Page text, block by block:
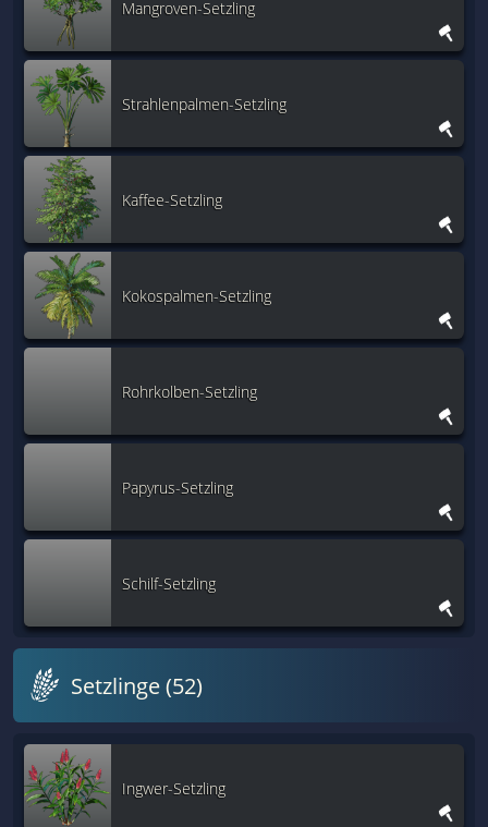
Mangroven-Setzling
Strahlenpalmen-Setzling
Kaffee-Setzling
Kokospalmen-Setzling
Rohrkolben-Setzling
Papyrus-Setzling
Schilf-Setzling
Setzlinge (52)
Ingwer-Setzling